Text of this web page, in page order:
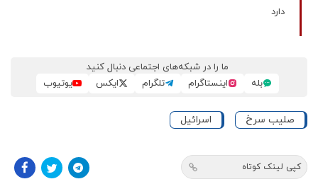
دارد
ما را در شبکه‌های اجتماعی دنبال کنید
بله
اینستاگرام تلگرام ایکس یوتیوب
صلیب سرخ اسرائیل
کپی لینک کوتاه